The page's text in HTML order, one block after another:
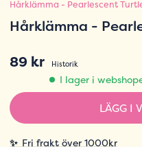
Hårklämma - Pearlescent
Hårklämma -
89 kr
Historik
I lager i
LÄGG I
✨ Fri frakt över 1000kr